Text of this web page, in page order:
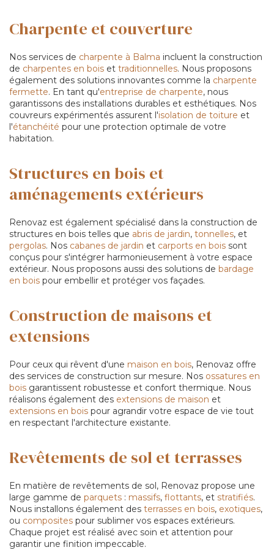
Charpente et couverture
Nos services de charpente à Balma incluent la construction
de charpentes en bois et traditionnelles. Nous proposons
également des solutions innovantes comme la charpente
fermette. En tant qu'entreprise de charpente, nous
garantissons des installations durables et esthétiques. Nos
couvreurs expérimentés assurent l'isolation de toiture et
l'étanchéité pour une protection optimale de votre
habitation.
Structures en bois et
aménagements extérieurs
Renovaz est également spécialisé dans la construction de
structures en bois telles que abris de jardin, tonnelles, et
pergolas. Nos cabanes de jardin et carports en bois sont
conçus pour s'intégrer harmonieusement à votre espace
extérieur. Nous proposons aussi des solutions de bardage
en bois pour embellir et protéger vos façades.
Construction de maisons et
extensions
Pour ceux qui rêvent d'une maison en bois, Renovaz offre
des services de construction sur mesure. Nos ossatures en
bois garantissent robustesse et confort thermique. Nous
réalisons également des extensions de maison et
extensions en bois pour agrandir votre espace de vie tout
en respectant l'architecture existante.
Revêtements de sol et terrasses
En matière de revêtements de sol, Renovaz propose une
large gamme de parquets : massifs, flottants, et stratifiés.
Nous installons également des terrasses en bois, exotiques,
ou composites pour sublimer vos espaces extérieurs.
Chaque projet est réalisé avec soin et attention pour
garantir une finition impeccable.